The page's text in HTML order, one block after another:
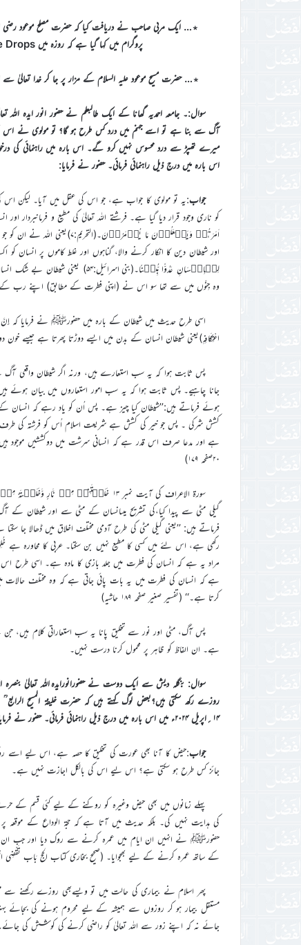
پروگرام میں کہا گیا ہے کہ روزہ میں Eye Drops کا استعمال ممنوع ہے۔ اس بارہ میں راہنمائی کی درخواست ہے
٭… حضرت مسیح موعود علیہ السلام کے مزار پر جا کر خدا تعالیٰ سے
سوال:۔ جامعہ احمدیہ گھانا کے ایک طالبعلم نے حضور انور ایدہ
آگ سے بنا ہے تو اسے جہنم میں درد کس طرح ہو گا؟ تو مولوی نے اس
اس بارہ میں درج ذیل راہنمائی فرمائی۔ حضور نے فرمایا:
جواب:یہ تو مولوی کا جواب ہے، جو اس کی عقل میں آیا۔ لیکن اس
کو ناری وجود قرار دیا گیا ہے۔ فرشتے اللہ تعالیٰ کی مطیع و
اَمَرَہُمۡ وَیَفۡعَلُوۡنَ مَا
اور شیطان دین کا انکار کرنے والا، گناہوں اور غلط کاموں پر انسان
وہ جِنّوں میں سے تھا سو اس نے (اپنی فطرت کے مطابق) اپنے رب کے
اسی طرح حدیث میں شیطان کے بارہ میں حضورﷺ نے فرمایا کہ إِنَّ
اعْتِكَافِهِ)یعنی شیطان انسان کے بدن میں ایسے دوڑتا پھرتا ہے جیسے خون
پس ثابت ہوا کہ یہ سب استعارے ہیں، ورنہ اگر شیطان واقعی
جانا چاہیے۔ پس ثابت ہوا کہ یہ سب امور استعاروں میں بیان ہوئے
ہوئے فرماتے ہیں:’’شیطان کیا چیز ہے۔ پس اُن کو یاد رہے کہ
کشش شرکی ۔ پس جو خیر کی کشش ہے شریعت اسلام اُس کو فرشتہ کی
ہے اور مدعا صرف اس قدر ہے کہ انسانی سرشت میں دوکششیں موجود ہیں۔
۲۰صفحہ ۱۷۹)
سورۃ الاعراف کی آیت نمبر ۱۳ خَلَقۡتَنِیۡ
گیلی مٹی سے پیدا کیا،کی تشریح میںانسان کے مٹی سے اور شیطان
فرماتے ہیں: ’’یعنی گیلی مٹی کی طرح آدمی مختلف اخلاق میں ڈھالا
رکھی ہے، اس لئے میں کسی کا مطیع نہیں بن سکتا۔ عربی کا محاورہ
مراد یہ ہے کہ انسان کی فطرت میں جلد بازی کا مادہ ہے۔ اسی طرح
ہے کہ انسان کی فطرت میں یہ بات پائی جاتی ہے کہ وہ مختلف
کرتا ہے۔‘‘ (تفسیر صغیر صفحہ ۱۸۹ حاشیہ)
پس آگ، مٹی اور نور سے تخلیق پانا یہ سب استعاراتی کلام
ہے۔ ان الفاظ کو ظاہر پر محمول کرنا درست نہیں۔
سوال: بنگلہ دیش سے ایک دوست نے حضورانورایدہ اللہ تعالیٰ
روزے رکھ سکتی ہیں؟بعض لوگ کہتے ہیں کہ حضرت خلیفۃ المسیح
۱۴؍اپریل ۲۰۲۴ء میں اس بارہ میں درج ذیل راہنمائی فرمائی۔ حضور نے فرمایا:
جواب:حیض کا آنا بھی عورت کی تخلیق کا حصہ ہے، اس لیے اسے
جائز کس طرح ہو سکتی ہے؟ اس لیے اس کی بالکل اجازت نہیں ہے۔
پہلے زمانوں میں بھی حیض وغیرہ کو روکنے کے لیے کئی قسم کے
کی ہدایت نہیں کی۔ بلکہ حدیث میں آتا ہے کہ حجۃ الوداع کے
حضورﷺ نے انہیں ان ایام میں عمرہ کرنے سے روک دیا اور جب
کے ساتھ عمرہ کرنے کے لیے بھجوایا۔ (صحیح بخاری کتاب الحج بَاب تَقْضِي
پھر اسلام نے بیماری کی حالت میں تو ویسےبھی روزے رکھنے سے
مستقل بیمار ہو کر روزوں سے ہمیشہ کے لیے محروم ہونے کی
جائے نہ کہ اپنے زور سے اللہ تعالیٰ کو راضی کرنے کی کوشش کی